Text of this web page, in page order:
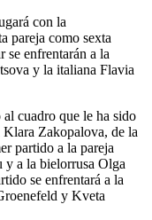
con la
pareja como sexta
se enfrentarán a la
y la italiana Flavia
al cuadro que le ha sido
Zakopalova, de la
partido a la pareja
y a la bielorrusa Olga
se enfrentará a la
y Kveta